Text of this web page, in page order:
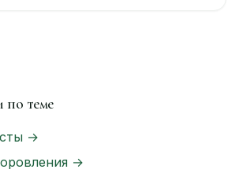
по теме
→
→